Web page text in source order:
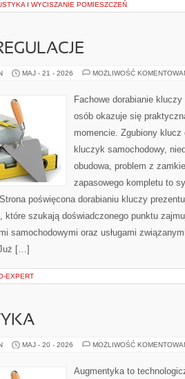
I WYCISZANIE POMIESZCZEŃ
MAJ - 21 - 2026 MOŻLIWOŚĆ
Fachowe dorabianie
osób okazuje się
momencie. Zgubiony
kluczyk samochodowy,
obudowa, problem z
zapasowego kompletu to
poświęcona dorabianiu kluczy
które szukają doświadczonego punktu
samochodowymi oraz usługami
[…]
EXPERT
MAJ - 20 - 2026 MOŻLIWOŚĆ
Augmentyka to